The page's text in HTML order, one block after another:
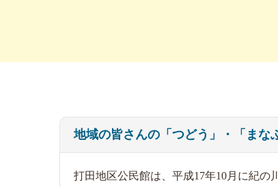
地域の皆さんの「つどう」・「まな
打田地区公民館は、平成17年10月に紀